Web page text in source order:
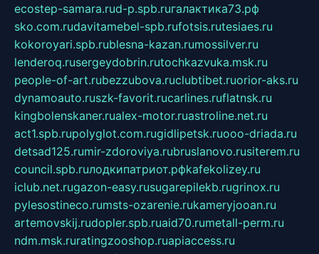
ecostep-samara.rud-p.spb.ruгалактика73.рф
sko.com.rudavitamebel-spb.rufotsis.rutesiaes.ru
kokoroyari.spb.rublesna-kazan.rumossilver.ru
lenderoq.rusergeydobrin.rutochkazvuka.msk.ru
people-of-art.rubezzubova.ruclubtibet.ruorior-aks.ru
dynamoauto.ruszk-favorit.rucarlines.ruflatnsk.ru
kingbolenskaner.rualex-motor.ruastroline.net.ru
act1.spb.rupolyglot.com.rugidlipetsk.ruooo-driada.ru
detsad125.rumir-zdoroviya.rubruslanovo.rusiterem.ru
council.spb.ruлодкипатриот.рфkafekolizey.ru
iclub.net.rugazon-easy.rusugarepilekb.rugrinox.ru
pylesostineco.rumsts-ozarenie.rukameryjooan.ru
artemovskij.rudopler.spb.ruaid70.rumetall-perm.ru
ndm.msk.ruratingzooshop.ruapiaccess.ru